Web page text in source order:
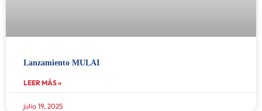
Lanzamiento MULAI
LEER MÁS »
julio 19, 2025